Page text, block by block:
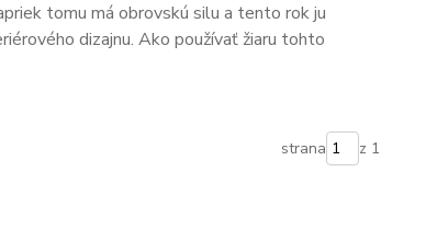
tomu má obrovskú silu a tento rok ju
dizajnu. Ako používať žiaru tohto
strana z 1